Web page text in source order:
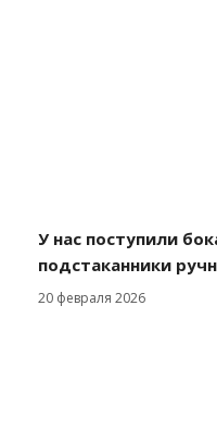
У нас поступили
подстаканники
20 февраля 2026